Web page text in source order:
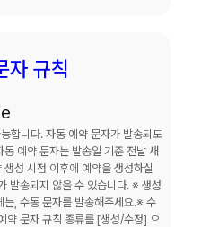
자 규칙
합니다. 자동 예약 문자가 발송되도
예약 문자는 발송일 기준 전날 새
성 시점 이후에 예약을 생성하실
발송되지 않을 수 있습니다. ※ 생성
, 수동 문자를 발송해주세요.※ 수
약 문자 규칙 종류를 [생성/수정] 으